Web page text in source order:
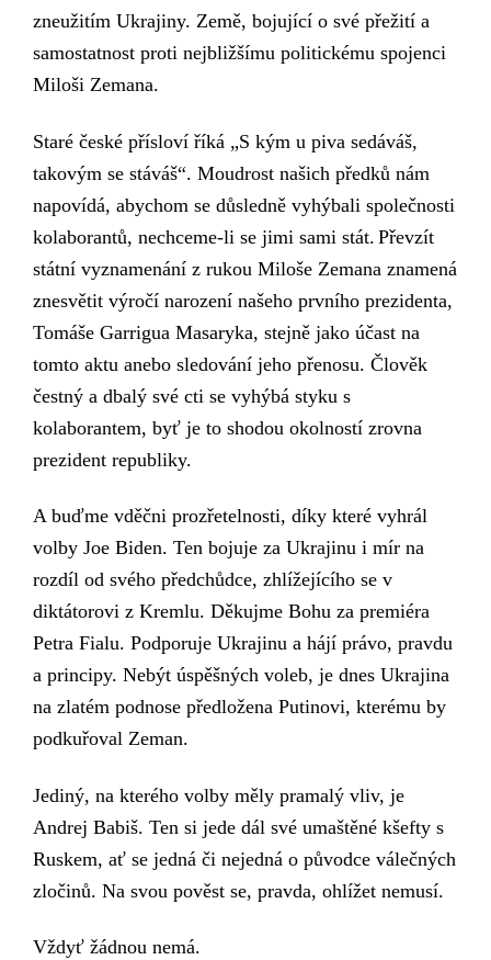
zneužitím Ukrajiny. Země, bojující o své přežití a
samostatnost proti nejbližšímu politickému spojenci
Miloši Zemana.
Staré české přísloví říká „S kým u piva sedáváš,
takovým se stáváš“. Moudrost našich předků nám
napovídá, abychom se důsledně vyhýbali společnosti
kolaborantů, nechceme-li se jimi sami stát. Převzít
státní vyznamenání z rukou Miloše Zemana znamená
znesvětit výročí narození našeho prvního prezidenta,
Tomáše Garrigua Masaryka, stejně jako účast na
tomto aktu anebo sledování jeho přenosu. Člověk
čestný a dbalý své cti se vyhýbá styku s
kolaborantem, byť je to shodou okolností zrovna
prezident republiky.
A buďme vděčni prozřetelnosti, díky které vyhrál
volby Joe Biden. Ten bojuje za Ukrajinu i mír na
rozdíl od svého předchůdce, zhlížejícího se v
diktátorovi z Kremlu. Děkujme Bohu za premiéra
Petra Fialu. Podporuje Ukrajinu a hájí právo, pravdu
a principy. Nebýt úspěšných voleb, je dnes Ukrajina
na zlatém podnose předložena Putinovi, kterému by
podkuřoval Zeman.
Jediný, na kterého volby měly pramalý vliv, je
Andrej Babiš. Ten si jede dál své umaštěné kšefty s
Ruskem, ať se jedná či nejedná o původce válečných
zločinů. Na svou pověst se, pravda, ohlížet nemusí.
Vždyť žádnou nemá.